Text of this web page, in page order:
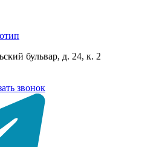
бульвар, д. 24, к. 2
звонок